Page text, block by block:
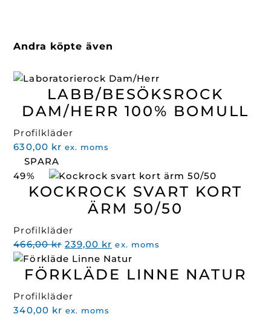
Andra köpte även
LABB/BESÖKSROCK
DAM/HERR 100% BOMULL
Profilkläder
630,00 kr ex. moms
SPARA
49%
KOCKROCK SVART KORT
ÄRM 50/50
Profilkläder
466,00kr Det
ursprungliga
priset
466,00 kr.
239,00 kr Det
nuvarande
priset
ex. moms
FÖRKLÄDE LINNE NATUR
Profilkläder
340,00 kr ex. moms